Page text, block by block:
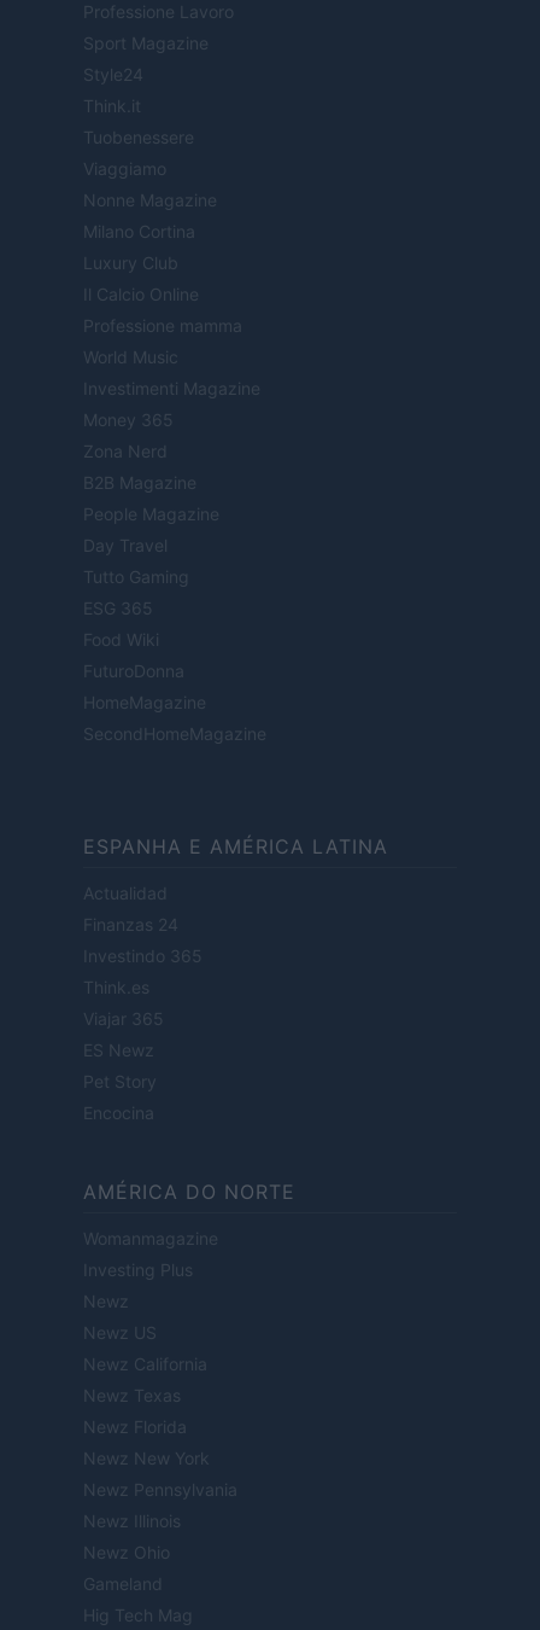
Professione Lavoro
Sport Magazine
Style24
Think.it
Tuobenessere
Viaggiamo
Nonne Magazine
Milano Cortina
Luxury Club
Il Calcio Online
Professione mamma
World Music
Investimenti Magazine
Money 365
Zona Nerd
B2B Magazine
People Magazine
Day Travel
Tutto Gaming
ESG 365
Food Wiki
FuturoDonna
HomeMagazine
SecondHomeMagazine
ESPANHA E AMÉRICA LATINA
Actualidad
Finanzas 24
Investindo 365
Think.es
Viajar 365
ES Newz
Pet Story
Encocina
AMÉRICA DO NORTE
Womanmagazine
Investing Plus
Newz
Newz US
Newz California
Newz Texas
Newz Florida
Newz New York
Newz Pennsylvania
Newz Illinois
Newz Ohio
Gameland
Hig Tech Mag